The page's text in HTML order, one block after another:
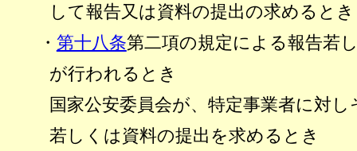
して報告又は資料の提出の求めるとき
・ 第十八条第二項の規定による報告若
が行われるとき
国家公安委員会が、特定事業者に対
若しくは資料の提出を求めるとき